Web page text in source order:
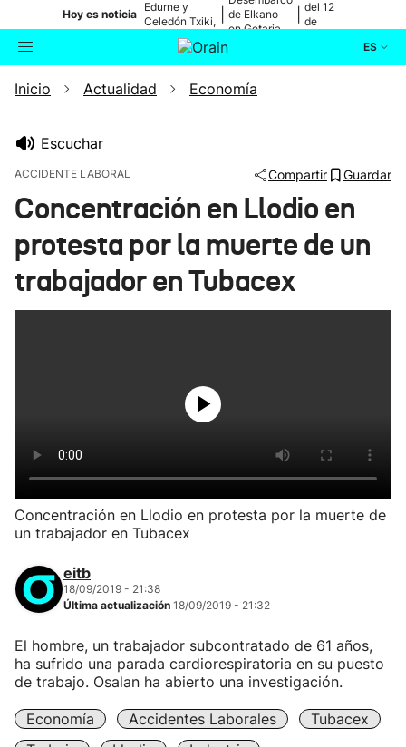
Hoy es noticia
Edurne y
Celedón Txiki,
en directo
de Elkano
en Getaria
del 12
de
ES
Buscador Actualidad
Ikusmiran
Eguraldia
Inicio Actualidad Economía
Escuchar
ACCIDENTE LABORAL Compartir Guardar
Concentración en Llodio en
protesta por la muerte de un
trabajador en Tubacex
Concentración en Llodio en protesta por la muerte de
un trabajador en Tubacex
eitb
18/09/2019 - 21:38
Última actualización 18/09/2019 - 21:32
El hombre, un trabajador subcontratado de 61 años,
ha sufrido una parada cardiorespiratoria en su puesto
de trabajo. Osalan ha abierto una investigación.
Economía Accidentes Laborales
Tubacex